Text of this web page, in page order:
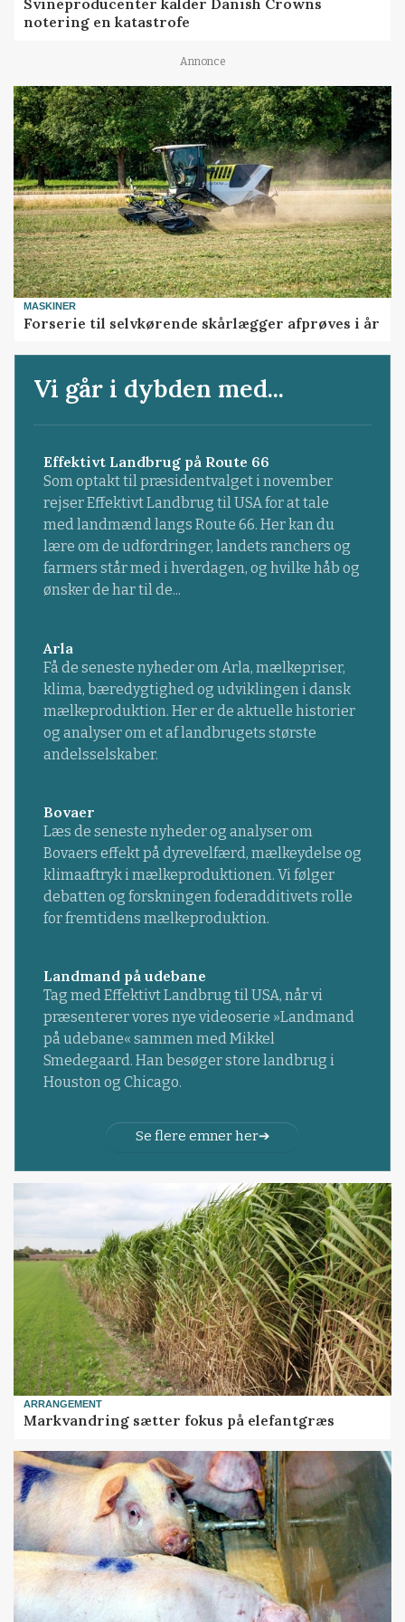
Svineproducenter kalder Danish Crowns
notering en katastrofe
Annonce
MASKINER
Forserie til selvkørende skårlægger afprøves i år
Vi går i dybden med...
Effektivt Landbrug på Route 66
Som optakt til præsidentvalget i november
rejser Effektivt Landbrug til USA for at tale
med landmænd langs Route 66. Her kan du
lære om de udfordringer, landets ranchers og
farmers står med i hverdagen, og hvilke håb og
ønsker de har til de...
Arla
Få de seneste nyheder om Arla, mælkepriser,
klima, bæredygtighed og udviklingen i dansk
mælkeproduktion. Her er de aktuelle historier
og analyser om et af landbrugets største
andelsselskaber.
Bovaer
Læs de seneste nyheder og analyser om
Bovaers effekt på dyrevelfærd, mælkeydelse og
klimaaftryk i mælkeproduktionen. Vi følger
debatten og forskningen foderadditivets rolle
for fremtidens mælkeproduktion.
Landmand på udebane
Tag med Effektivt Landbrug til USA, når vi
præsenterer vores nye videoserie »Landmand
på udebane« sammen med Mikkel
Smedegaard. Han besøger store landbrug i
Houston og Chicago.
Se flere emner her
ARRANGEMENT
Markvandring sætter fokus på elefantgræs